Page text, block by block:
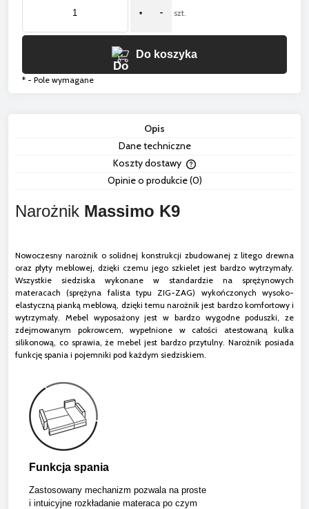
+ - szt.
Do koszyka
* - Pole wymagane
Opis
Dane techniczne
Koszty dostawy
Cena nie zawiera
Opinie o produkcie (0)
Narożnik Massimo K9
Nowoczesny narożnik o solidnej konstrukcji zbudowanej z litego drewna
oraz płyty meblowej, dzięki czemu jego szkielet jest bardzo wytrzymały.
Wszystkie siedziska wykonane w standardzie na sprężynowych
materacach (sprężyna falista typu ZIG-ZAG) wykończonych wysoko-
elastyczną pianką meblową, dzięki temu narożnik jest bardzo komfortowy i
wytrzymały. Mebel wyposażony jest w bardzo wygodne poduszki, ze
zdejmowanym pokrowcem, wypełnione w całości atestowaną kulka
silikonową, co sprawia, że mebel jest bardzo przytulny. Narożnik posiada
funkcję spania i pojemniki pod każdym siedziskiem.
Funkcja spania
Zastosowany mechanizm pozwala na proste
i intuicyjne rozkładanie materaca po czym